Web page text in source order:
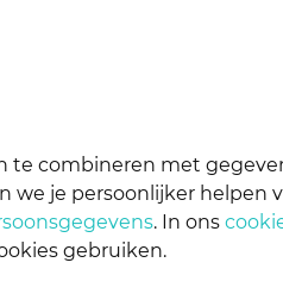
Lab
te combineren met
je persoonlijker helpen
. In ons
gebruiken.